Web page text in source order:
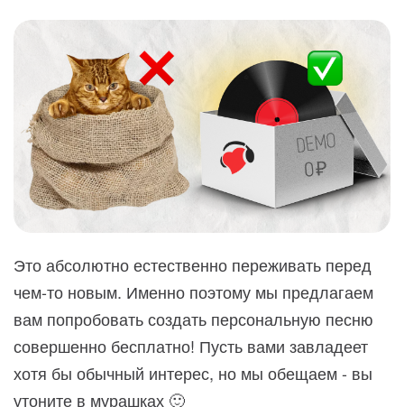
Это абсолютно естественно переживать перед
чем-то новым. Именно поэтому мы предлагаем
вам попробовать создать персональную песню
совершенно бесплатно! Пусть вами завладеет
хотя бы обычный интерес, но мы обещаем - вы
утоните в мурашках 🙂